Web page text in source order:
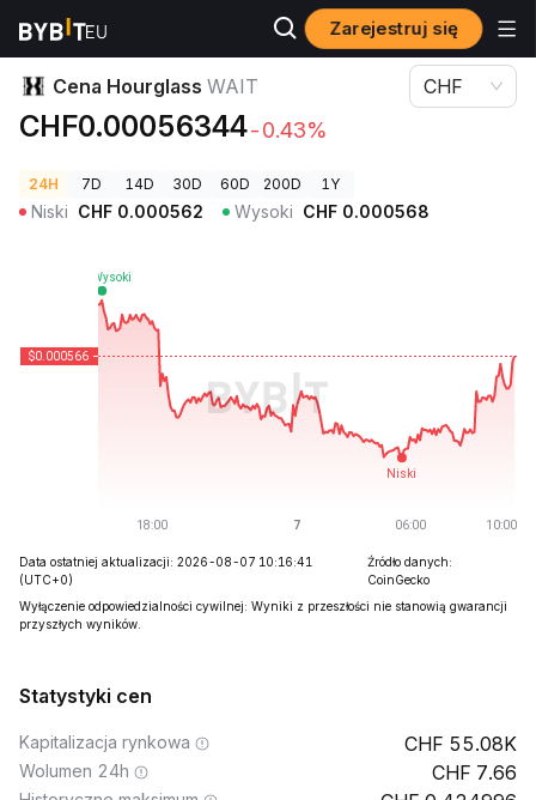
Zarejestruj się
Ceny kryptowalut Cena Hourglass WAIT
Cena Hourglass WAIT
CHF0.00056344-0.43%
CHF
24H 7D 14D 30D 60D 200D 1Y
Niski CHF 0.000562 Wysoki CHF 0.000568
Data ostatniej aktualizacji: 2026-08-07 10:16:41
(UTC+0)
Źródło danych:
CoinGecko
Wyłączenie odpowiedzialności cywilnej: Wyniki z przeszłości nie stanowią gwarancji
przyszłych wyników.
Statystyki cen
Kapitalizacja rynkowa 55.08K
Wolumen 24h 7.66